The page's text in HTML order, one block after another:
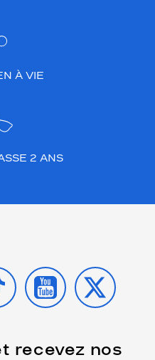
À VIE
2 ANS
YOUTUBE
X
recevez nos